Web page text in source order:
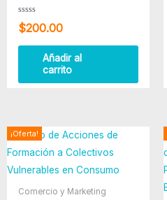
Valorado
con
de
$200.00
Añadir al
carrito
¡Oferta!
Comercio y Marketing
El
precio
original
era:
$500.00.
El
actual
es: